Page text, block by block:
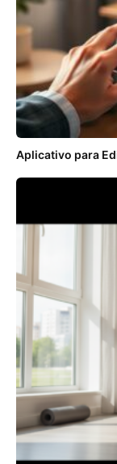
Aplicativo para